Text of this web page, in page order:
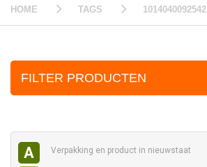
HOME TAGS 1014040092542
FILTER PRODUCTEN
A Verpakking en product in nieuwstaat